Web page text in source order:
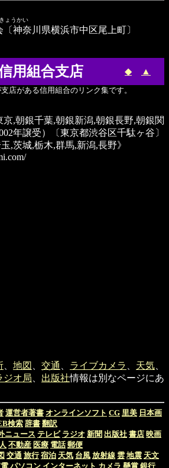
ょうかい
〔神奈川県横浜市中区尾上町〕
用組合支店 ◆ ▲
店がある信用組合のリンク集です。
京,朝銀千葉,朝銀新潟,朝銀長野,朝銀関
年譲受）〔東京都渋谷区千駄ヶ谷〕
,茨城,栃木,群馬,新潟,長野》
地図 交通 ライブカメラ 天気
ジオ局 出版社情報は別なページにあ
運営者著書 オンラインソフト CG 里美 日本画
検索 辞書 翻訳
ニュース テレビ ラジオ 新聞 出版社 書店 映画
不動産 医療 電話 郵便
交通 旅行 宿泊 天気 台風 放射線 雲 地震 天文
パソコン インターネット カメラ 懸賞 銀行